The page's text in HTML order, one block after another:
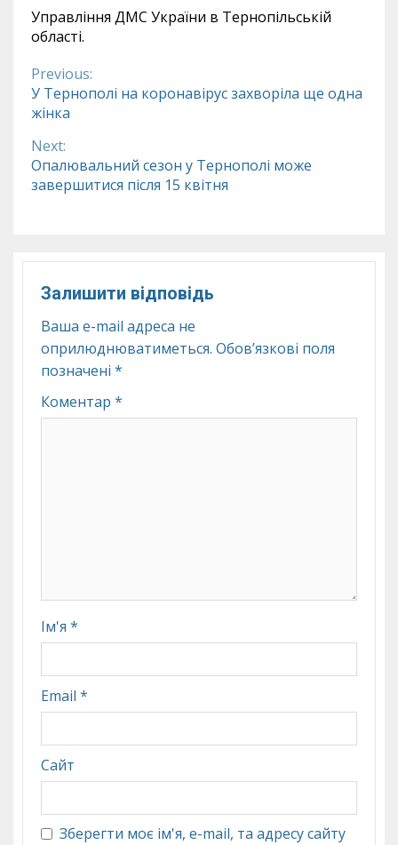
Управління ДМС України в Тернопільській
області.
Continue
Reading
Previous:
У Тернополі на коронавірус захворіла ще одна
жінка
Next:
Опалювальний сезон у Тернополі може
завершитися після 15 квітня
Залишити відповідь
Ваша e-mail адреса не
оприлюднюватиметься. Обов’язкові поля
позначені *
Коментар *
Ім'я *
Email *
Сайт
Зберегти моє ім'я, e-mail, та адресу сайту